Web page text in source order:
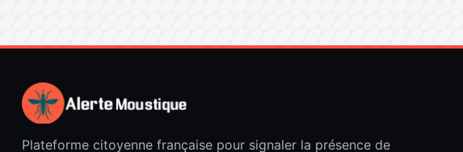
Plateforme citoyenne française pour signaler la présence de